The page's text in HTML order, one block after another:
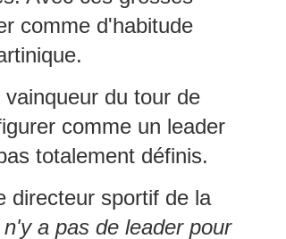
comme d'habitude
du tour de
comme un leader
totalement définis.
directeur sportif de la
n'y a pas de leader pour
plusieurs jours sur les réseaux sociaux.
le son caribéen.
martiniquais de la basse qui a
martiniquais Michel Alibo, né le 14 avril
enfance entre Martinique et Paris, fait partie
dont l’influence dépasse largement les